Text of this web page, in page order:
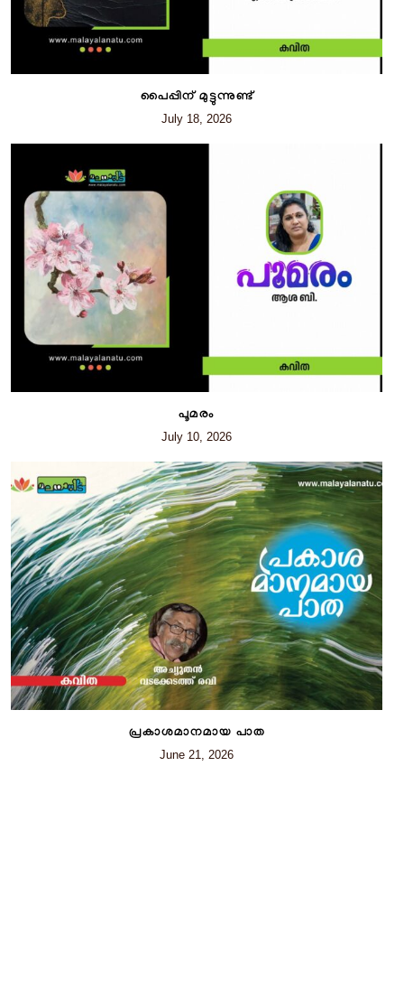
പൈപ്പിന് മുട്ടുന്നുണ്ട്
July 18, 2026
പൂമരം
July 10, 2026
പ്രകാശമാനമായ പാത
June 21, 2026